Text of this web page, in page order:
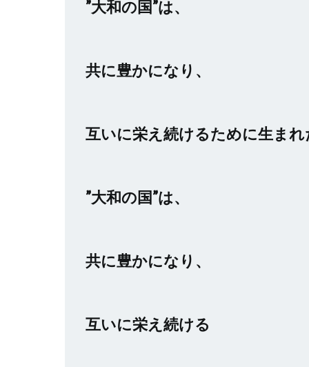
”大和の国”は、
共に豊かになり、
互いに栄え続けるために生まれ
”大和の国”は、
共に豊かになり、
互いに栄え続ける